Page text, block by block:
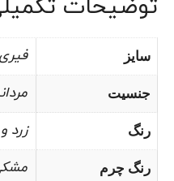
توضیحات
سایز فیری
جنسیت
رنگ زرد
رنگ چرم